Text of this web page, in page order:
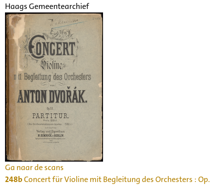
Haags Gemeentearchief
Ga naar de scans
248bConcert für Violine mit Begleitung des Orchesters : Op.